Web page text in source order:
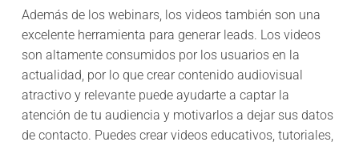
Además de los webinars, los videos también son una
excelente herramienta para generar leads. Los videos
son altamente consumidos por los usuarios en la
actualidad, por lo que crear contenido audiovisual
atractivo y relevante puede ayudarte a captar la
atención de tu audiencia y motivarlos a dejar sus datos
de contacto. Puedes crear videos educativos, tutoriales,